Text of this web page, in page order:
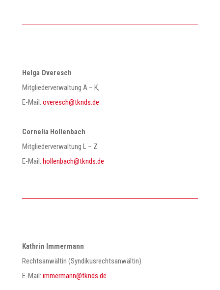
Helga Overesch
Mitgliederverwaltung A – K,
E-Mail:
ed.sdnkt
@hcserevo
Cornelia Hollenbach
Mitgliederverwaltung L – Z
E-Mail:
ed.sdnkt
@hcabnelloh
Kathrin Immermann
Rechtsanwältin (Syndikusrechtsanwältin)
E-Mail:
ed.sdnkt
@nnamremmi